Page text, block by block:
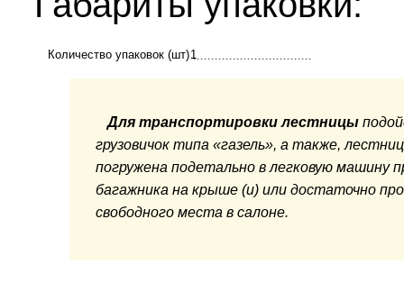
Количество упаковок (шт)1
Для транспортировки лестницы
грузовичок типа «газель», а также,
погружена подетально в легковую машину
багажника на крыше (и) или достаточно
свободного места в салоне.